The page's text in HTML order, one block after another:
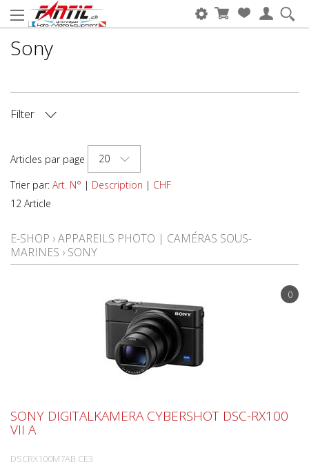
Sony
Filter
TYPE D'APPAREILS
Articles par page
20
Trier par: Art. N° | Description | CHF
12 Article
E-SHOP ›APPAREILS PHOTO | CAMÉRAS SOUS-
MARINES › SONY
0
SONY DIGITALKAMERA CYBERSHOT DSC-RX100
VII A
DSCRX100M7AB.CE3